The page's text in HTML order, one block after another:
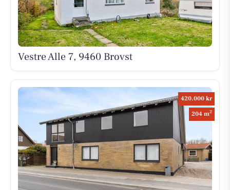
Vestre Alle 7, 9460 Brovst
420.000 kr
204 m2